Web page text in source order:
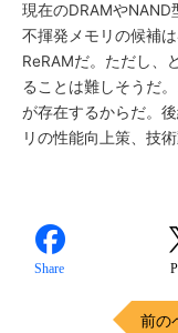
現在のDRAMや
不揮発メモリの候補
ReRAMだ。ただし、
ることは難しそうだ
が存在するからだ。
リの性能向上策、技
Share
前の